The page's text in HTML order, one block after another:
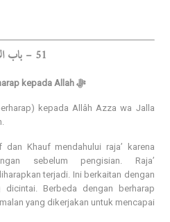
51 – باب الرجاء
Bab 51-1: Berharap kepada Allah ﷻ
kepada Allâh Azza wa Jalla
dan Khauf mendahului raja’ karena
sebelum pengisian. Raja’
terjadi. Ini berkaitan dengan
Berbeda dengan berharap
yang dikerjakan untuk mencapai